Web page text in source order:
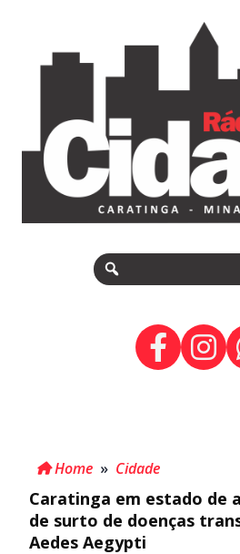
Home » Cidade
Caratinga em estado de
de surto de doenças
Aedes Aegypti